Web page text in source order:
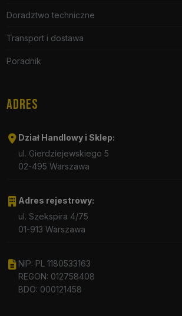
Doradztwo techniczne
Transport i dostawa
Poradnik
ADRES
Dział Handlowy i Sklep:
ul. Gierdziejewskiego 5
02-495 Warszawa
Adres rejestrowy:
ul. Szekspira 4/75
01-913 Warszawa
NIP: PL 1180533163
REGON: 012758408
BDO: 000121458